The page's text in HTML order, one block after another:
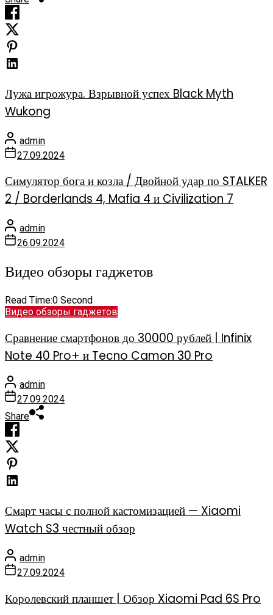
Лужа игрожура. Взрывной успех Black Myth
Wukong
admin
27.09.2024
Симулятор бога и козла / Двойной удар по STALKER
2 / Borderlands 4, Mafia 4 и Civilization 7
admin
26.09.2024
Видео обзоры гаджетов
Read Time:0 Second
Видео обзоры гаджетов
Сравнение смартфонов до 30000 рублей | Infinix
Note 40 Pro+ и Tecno Camon 30 Pro
admin
27.09.2024
Share
Смарт часы с полной кастомизацией — Xiaomi
Watch S3 честный обзор
admin
27.09.2024
Королевский планшет | Обзор Xiaomi Pad 6S Pro